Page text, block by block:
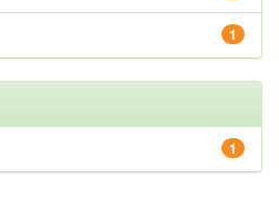
1
1